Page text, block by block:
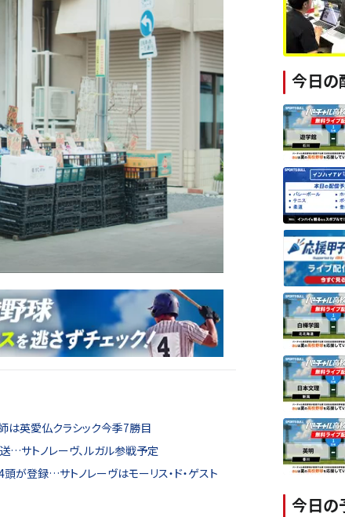
師は英愛仏クラシック今季7勝目
…サトノレーヴ、ルガル参戦予定
頭が登録…サトノレーヴはモーリス・ド・ゲスト
今日の
今日の